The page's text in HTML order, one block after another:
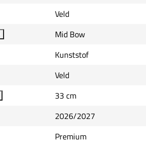
Veld
Mid Bow
Kunststof
Veld
33 cm
2026/2027
Premium